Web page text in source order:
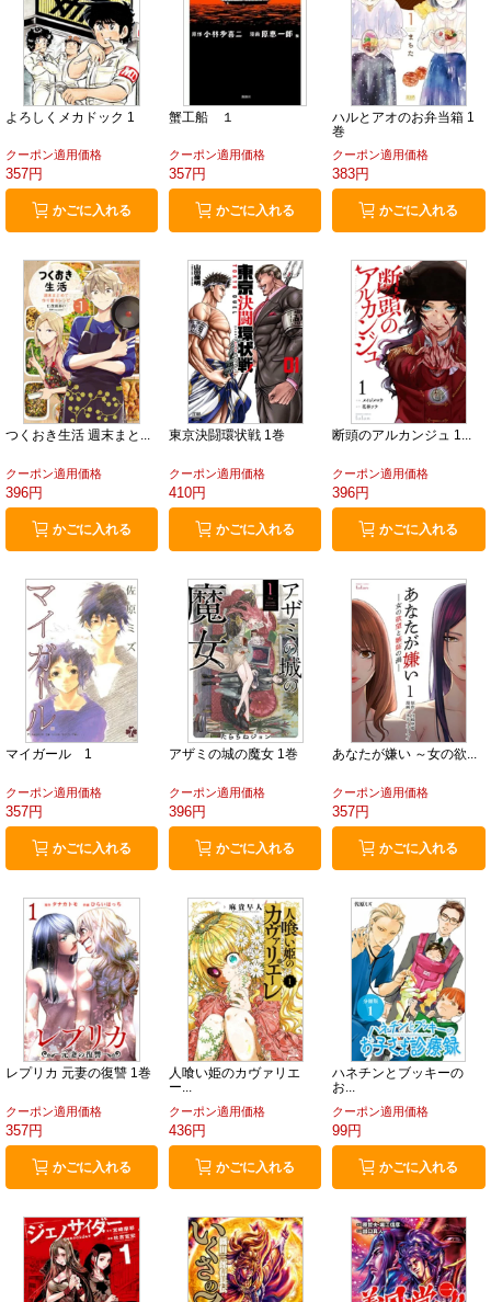
よろしくメカドック 1
クーポン適用価格
357円
かごに入れる
蟹工船 １
クーポン適用価格
357円
かごに入れる
ハルとアオのお弁当箱 1
巻
クーポン適用価格
383円
かごに入れる
つくおき生活 週末まと...
クーポン適用価格
396円
かごに入れる
東京決闘環状戦 1巻
クーポン適用価格
410円
かごに入れる
断頭のアルカンジュ 1...
クーポン適用価格
396円
かごに入れる
マイガール 1
クーポン適用価格
357円
かごに入れる
アザミの城の魔女 1巻
クーポン適用価格
396円
かごに入れる
あなたが嫌い ～女の欲...
クーポン適用価格
357円
かごに入れる
レプリカ 元妻の復讐 1巻
クーポン適用価格
357円
かごに入れる
人喰い姫のカヴァリエ
ー...
クーポン適用価格
436円
かごに入れる
ハネチンとブッキーの
お...
クーポン適用価格
99円
かごに入れる